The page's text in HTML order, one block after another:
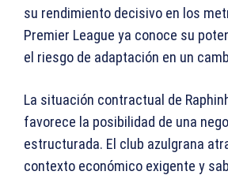
su rendimiento decisivo en los
Premier League ya conoce su
el riesgo de adaptación en un
La situación contractual de
favorece la posibilidad de una
estructurada. El club azulgrana
contexto económico exigente y